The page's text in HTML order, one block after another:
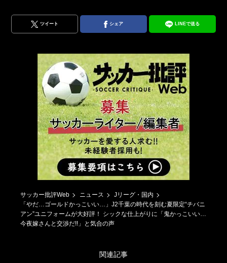
ツイート シェア LINEで送る
サッカー批評Web ニュース
Jリーグ・国内
「やだ…ゴールドかっこいい…」J2千葉の時代を刻む夏限定“チバニ
アン”ユニフォームが大好評！ シックな仕上がりに「鬼かっこいい…
今夜嫁さんと交渉だ!!」と気合の声
関連記事